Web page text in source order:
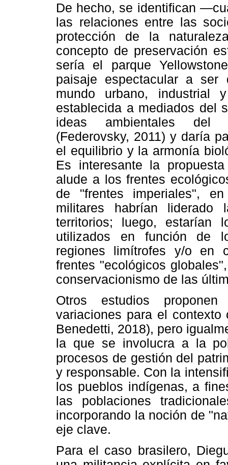
De hecho, se identifican
las relaciones entre las
protección de la
concepto de preservación
sería el parque
paisaje espectacular a ser
mundo urbano, industrial
establecida a mediados del
ideas ambientales del
(Federovsky, 2011) y daría
el equilibrio y la armonía
Es interesante la
alude a los frentes
de "frentes imperiales",
militares habrían
territorios; luego, estarían
utilizados en función de
regiones limítrofes y/o en
frentes "ecológicos
conservacionismo de las
Otros estudios
variaciones para el contexto
Benedetti, 2018), pero
la que se involucra a la
procesos de gestión del
y responsable. Con la
los pueblos indígenas, a
las poblaciones
incorporando la noción de
eje clave.
Para el caso brasilero,